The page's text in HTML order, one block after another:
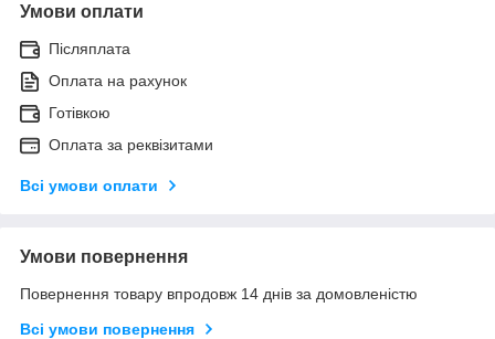
Умови оплати
Післяплата
Оплата на рахунок
Готівкою
Оплата за реквізитами
Всі умови оплати
Умови повернення
Повернення товару впродовж 14 днів за домовленістю
Всі умови повернення